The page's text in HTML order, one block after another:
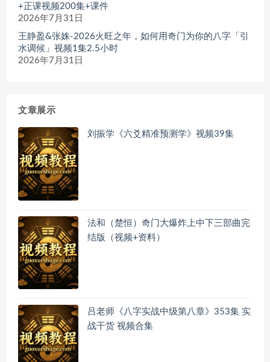
+正课视频200集+课件
2026年7月31日
王静盈&张姝-2026火旺之年，如何用奇门为你的八字「引
水调候」视频1集2.5小时
2026年7月31日
文章展示
刘振学《六爻精准预测学》视频39集
法和（楚恒）奇门大爆炸上中下三部曲完
结版（视频+资料）
吕老师《八字实战中级第八章》353集 实
战干货 视频合集